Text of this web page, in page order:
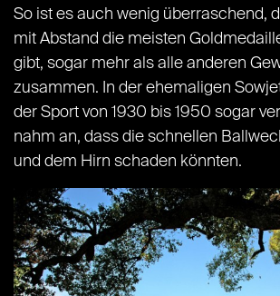
So ist es auch wenig überraschend,
mit Abstand die meisten
gibt, sogar mehr als alle anderen
zusammen. In der ehemaligen
der Sport von 1930 bis 1950 sogar
nahm an, dass die schnellen
und dem Hirn schaden könnten.